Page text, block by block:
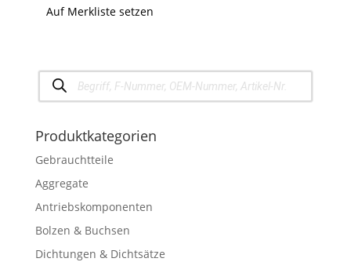
Auf Merkliste setzen
Products
search
Produktkategorien
Gebrauchtteile
Aggregate
Antriebskomponenten
Bolzen & Buchsen
Dichtungen & Dichtsätze